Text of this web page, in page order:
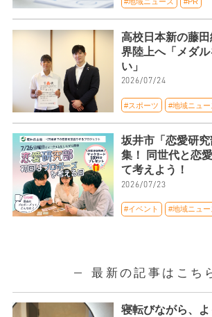
高校日本新の藤
界陸上へ「メダ
い」
2026/07/24
#スポーツ #地域ニュー
坂井市「恋愛研
集！ 同世代と恋
て考えよう！
2026/07/23
#イベント #地域ニュー
最新の記事はこち
寝転びながら、